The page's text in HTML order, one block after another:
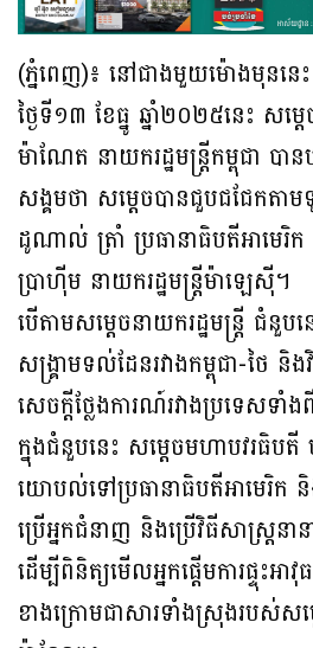
(ភ្នំពេញ)៖ នៅជាងមួយម៉ោងមុនន
ថ្ងៃទី១៣ ខែធ្នូ ឆ្នាំ២០២៥នេះ ស
ម៉ាណែត នាយករដ្ឋមន្ត្រីកម្ពុជា បា
សង្គមថា សម្តេចបានជួបជជែកត
ដូណាល់ ត្រាំ ប្រធានាធិបតីអាមេរិ
ប្រាហ៊ីម នាយករដ្ឋមន្ត្រីម៉ាឡេស៊ី។
បើតាមសម្តេចនាយករដ្ឋមន្ត្រី ជំនួប
សង្គ្រាមទល់ដែនរវាងកម្ពុជា-ថៃ និ
សេចក្តីថ្លែងការណ៍រវាងប្រទេសទាំ
ក្នុងជំនួបនេះ សម្តេចមហាបវរធិ
យោបល់ទៅប្រធានាធិបតីអាមេរិក និ
ប្រើអ្នកជំនាញ និងប្រើវិធីសាស្ត្រន
ដើម្បីពិនិត្យមើលអ្នកផ្តើមការផ្ទុះអា
ខាងក្រោមជាសារទាំងស្រុងរបស់ស